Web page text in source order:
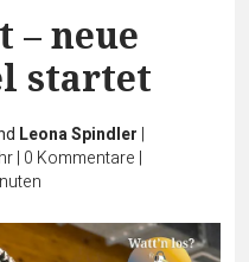
– neue
startet
Leona Spindler |
| 0 Kommentare |